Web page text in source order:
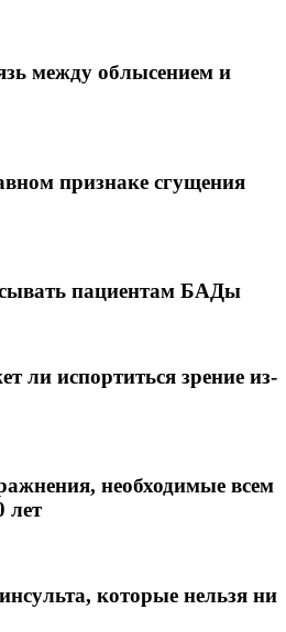
между облысением и
признаке сгущения
пациентам БАДы
ли испортиться зрение из-
необходимые всем
лет
которые нельзя ни